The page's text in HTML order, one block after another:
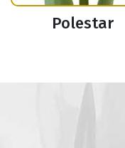
Polestar